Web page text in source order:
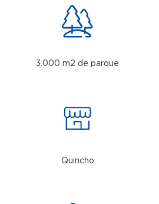
3.000 m2 de parque
Quincho